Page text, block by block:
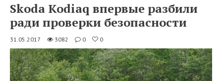
Skoda Kodiaq впервые разбили
ради проверки безопасности
31.05.2017 3082 0 0